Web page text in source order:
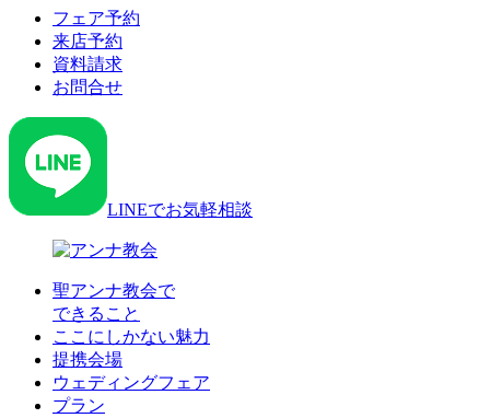
フェア予約
来店予約
資料請求
お問合せ
LINEでお気軽相談
聖アンナ教会で
できること
ここにしかない魅力
提携会場
ウェディングフェア
プラン